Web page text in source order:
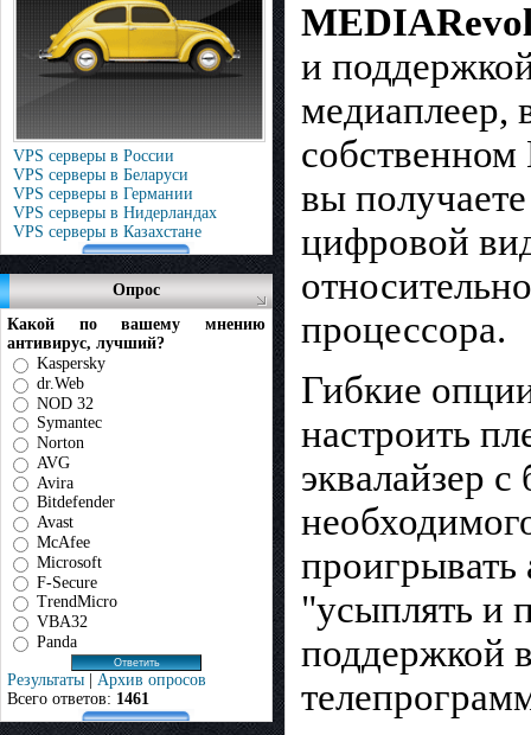
VPS серверы в России
VPS серверы в Беларуси
VPS серверы в Германии
VPS серверы в Нидерландах
VPS серверы в Казахстане
Опрос
Какой по вашему мнению
антивирус, лучший?
Kaspersky
dr.Web
NOD 32
Symantec
Norton
AVG
Avira
Bitdefender
Avast
McAfee
Microsoft
F-Secure
TrendMicro
VBA32
Panda
Результаты | Архив опросов
Всего ответов: 1461
и
медиаплеер,
вы
цифровой
процессора.
Гибкие
настроить
эквалайзер
проигрывать
"усыплять и
поддержкой